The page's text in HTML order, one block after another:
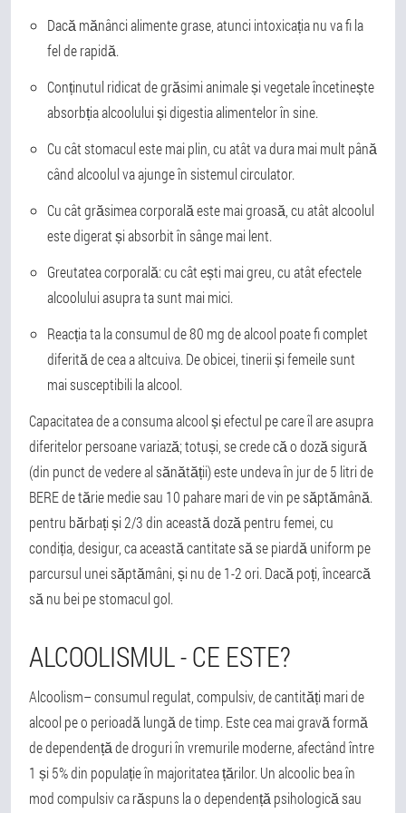
Dacă mănânci alimente grase, atunci intoxicația nu va fi la
fel de rapidă.
Conținutul ridicat de grăsimi animale și vegetale încetinește
absorbția alcoolului și digestia alimentelor în sine.
Cu cât stomacul este mai plin, cu atât va dura mai mult până
când alcoolul va ajunge în sistemul circulator.
Cu cât grăsimea corporală este mai groasă, cu atât alcoolul
este digerat și absorbit în sânge mai lent.
Greutatea corporală: cu cât ești mai greu, cu atât efectele
alcoolului asupra ta sunt mai mici.
Reacția ta la consumul de 80 mg de alcool poate fi complet
diferită de cea a altcuiva. De obicei, tinerii și femeile sunt
mai susceptibili la alcool.
Capacitatea de a consuma alcool și efectul pe care îl are asupra
diferitelor persoane variază; totuși, se crede că o doză sigură
(din punct de vedere al sănătății) este undeva în jur de 5 litri de
BERE de tărie medie sau 10 pahare mari de vin pe săptămână.
pentru bărbați și 2/3 din această doză pentru femei, cu
condiția, desigur, ca această cantitate să se piardă uniform pe
parcursul unei săptămâni, și nu de 1-2 ori. Dacă poți, încearcă
să nu bei pe stomacul gol.
ALCOOLISMUL - CE ESTE?
Alcoolism– consumul regulat, compulsiv, de cantități mari de
alcool pe o perioadă lungă de timp. Este cea mai gravă formă
de dependență de droguri în vremurile moderne, afectând între
1 și 5% din populație în majoritatea țărilor. Un alcoolic bea în
mod compulsiv ca răspuns la o dependență psihologică sau